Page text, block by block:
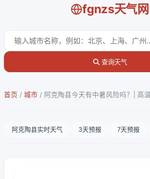
fgnzs天气网
查询天气
首页 / 城市 / 阿克陶县今天有中暑风险吗？| 高
阿克陶县实时天气 3天预报 7天预报